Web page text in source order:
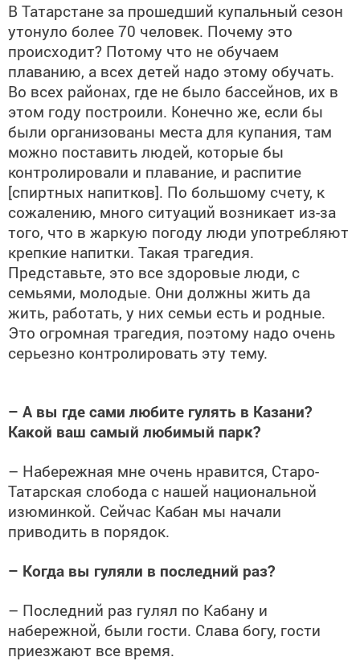
В Татарстане за прошедший купальный сезон
утонуло более 70 человек. Почему это
происходит? Потому что не обучаем
плаванию, а всех детей надо этому обучать.
Во всех районах, где не было бассейнов, их в
этом году построили. Конечно же, если бы
были организованы места для купания, там
можно поставить людей, которые бы
контролировали и плавание, и распитие
[спиртных напитков]. По большому счету, к
сожалению, много ситуаций возникает из-за
того, что в жаркую погоду люди употребляют
крепкие напитки. Такая трагедия.
Представьте, это все здоровые люди, с
семьями, молодые. Они должны жить да
жить, работать, у них семьи есть и родные.
Это огромная трагедия, поэтому надо очень
серьезно контролировать эту тему.
– А вы где сами любите гулять в Казани?
Какой ваш самый любимый парк?
– Набережная мне очень нравится, Старо-
Татарская слобода с нашей национальной
изюминкой. Сейчас Кабан мы начали
приводить в порядок.
– Когда вы гуляли в последний раз?
– Последний раз гулял по Кабану и
набережной, были гости. Слава богу, гости
приезжают все время.